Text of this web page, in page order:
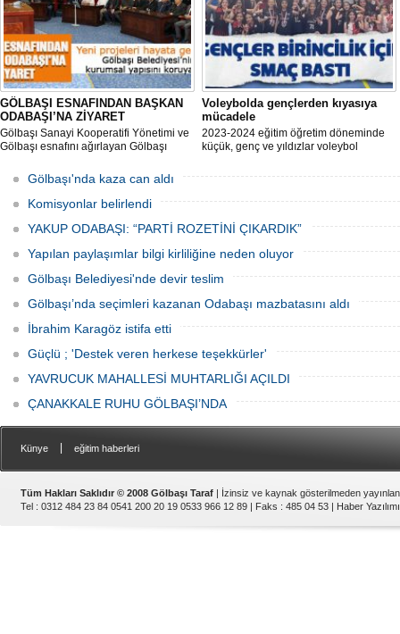
GÖLBAŞI ESNAFINDAN BAŞKAN
ODABAŞI’NA ZİYARET
Gölbaşı Sanayi Kooperatifi Yönetimi ve
Gölbaşı esnafını ağırlayan Gölbaşı
istişare ile yöneteceklerini belirterek
“Yeni projeleri hayata geçireceğiz.
Gölbaşı’mızın daha yaşanabilir, daha
düzgün, daha temiz olması için
Voleybolda gençlerden kıyasıya
mücadele
2023-2024 eğitim öğretim döneminde
küçük, genç ve yıldızlar voleybol
Gölbaşı'nda kaza can aldı
Komisyonlar belirlendi
YAKUP ODABAŞI: “PARTİ ROZETİNİ ÇIKARDIK”
Yapılan paylaşımlar bilgi kirliliğine neden oluyor
Gölbaşı Belediyesi'nde devir teslim
Gölbaşı’nda seçimleri kazanan Odabaşı mazbatasını aldı
İbrahim Karagöz istifa etti
Güçlü ; 'Destek veren herkese teşekkürler'
YAVRUCUK MAHALLESİ MUHTARLIĞI AÇILDI
ÇANAKKALE RUHU GÖLBAŞI’NDA
Künye eğitim haberleri
Tüm Hakları Saklıdır © 2008 Gölbaşı Taraf | İzinsiz ve kaynak gösterilmeden
Tel : 0312 484 23 84 0541 200 20 19 0533 966 12 89 | Faks : 485 04 53 | Haber Yazılımı